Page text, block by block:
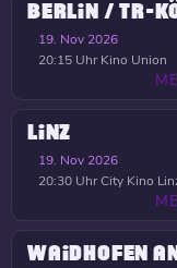
BERLIN / TR-
19. Nov 2026
20:15 Uhr Kino Union
LINZ
19. Nov 2026
20:30 UhrCity Kino
WAIDHOFEN